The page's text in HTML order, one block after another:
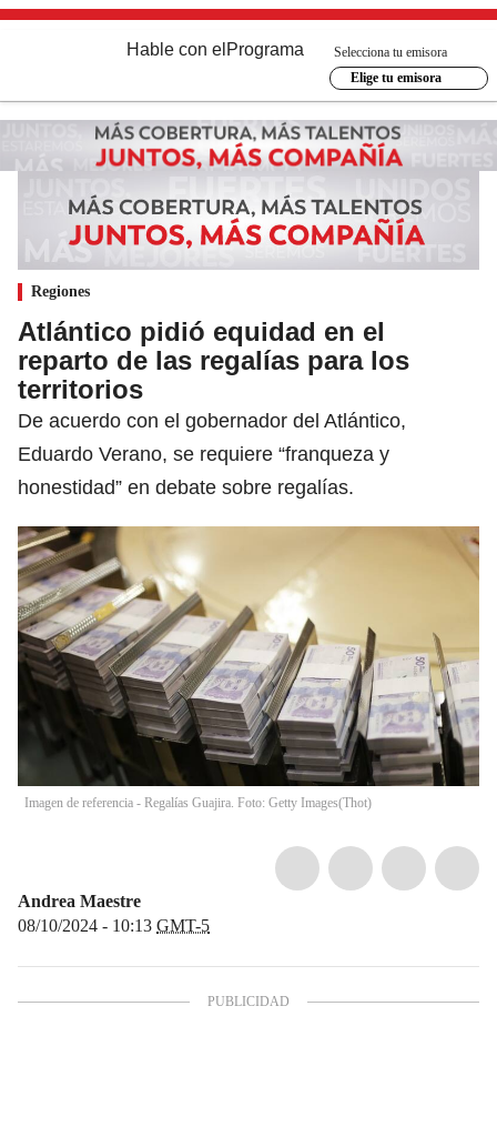
Hable con el Programa
Selecciona tu emisora
Elige tu emisora
Regiones
Atlántico pidió equidad en el
reparto de las regalías para los
territorios
De acuerdo con el gobernador del Atlántico,
Eduardo Verano, se requiere “franqueza y
honestidad” en debate sobre regalías.
Imagen de referencia - Regalías Guajira. Foto: Getty Images(Thot)
Andrea Maestre
08/10/2024 - 10:13 GMT-5